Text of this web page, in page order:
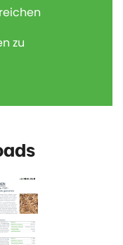
zu